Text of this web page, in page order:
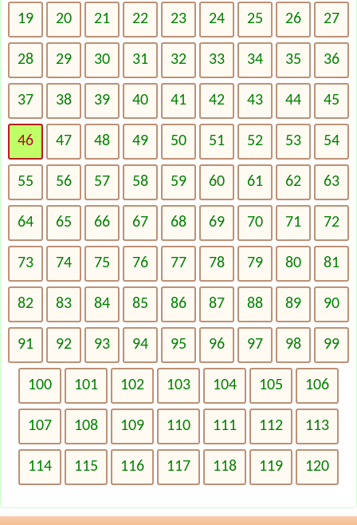
19 20 21 22 23 24 25 26 27
28 29 30 31 32 33 34 35 36
37 38 39 40 41 42 43 44 45
46 47 48 49 50 51 52 53 54
55 56 57 58 59 60 61 62 63
64 65 66 67 68 69 70 71 72
73 74 75 76 77 78 79 80 81
82 83 84 85 86 87 88 89 90
91 92 93 94 95 96 97 98 99
100 101 102 103 104 105 106
107 108 109 110 111 112 113
114 115 116 117 118 119 120